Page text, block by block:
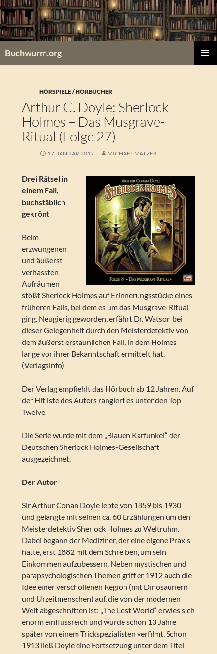
Zum
Inhalt
springen
Buchwurm.org
HÖRSPIELE / HÖRBÜCHER
Arthur C. Doyle: Sherlock
Holmes – Das Musgrave-
Ritual (Folge 27)
17. JANUAR 2017 MICHAEL MATZER
Drei Rätsel in
einem Fall,
buchstäblich
gekrönt
Beim
erzwungenen
und äußerst
verhassten
Aufräumen
stößt Sherlock Holmes auf Erinnerungsstücke eines
früheren Falls, bei dem es um das Musgrave-Ritual
ging. Neugierig geworden, erfährt Dr. Watson bei
dieser Gelegenheit durch den Meisterdetektiv von
dem äußerst erstaunlichen Fall, in dem Holmes
lange vor ihrer Bekanntschaft ermittelt hat.
(Verlagsinfo)
Der Verlag empfiehlt das Hörbuch ab 12 Jahren. Auf
der Hitliste des Autors rangiert es unter den Top
Twelve.
Die Serie wurde mit dem „Blauen Karfunkel“ der
Deutschen Sherlock Holmes-Gesellschaft
ausgezeichnet.
Der Autor
Sir Arthur Conan Doyle lebte von 1859 bis 1930
und gelangte mit seinen ca. 60 Erzählungen um den
Meisterdetektiv Sherlock Holmes zu Weltruhm.
Dabei begann der Mediziner, der eine eigene Praxis
hatte, erst 1882 mit dem Schreiben, um sein
Einkommen aufzubessern. Neben mystischen und
parapsychologischen Themen griff er 1912 auch die
Idee einer verschollenen Region (mit Dinosauriern
und Urzeitmenschen) auf, die von der modernen
Welt abgeschnitten ist: „The Lost World“ erwies sich
enorm einflussreich und wurde schon 13 Jahre
später von einem Trickspezialisten verfilmt. Schon
1913 ließ Doyle eine Fortsetzung unter dem Titel